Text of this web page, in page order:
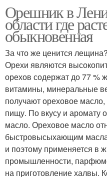
Орешник в
области где
обыкновенная
За что же ценится
Орехи являются
орехов содержат до 77 %
витамины, минеральные
получают ореховое масло,
пищу. По вкусу и аромату
масло. Ореховое масло
быстровысыхающим
и поэтому применяется в
промышленности,
на приготовление халвы.